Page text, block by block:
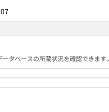
タベースの所蔵状況を確認できます。